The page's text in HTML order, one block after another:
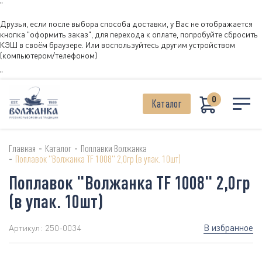
"
Друзья, если после выбора способа доставки, у Вас не отображается
кнопка "оформить заказ", для перехода к оплате, попробуйте сбросить
КЭШ в своём браузере. Или воспользуйтесь другим устройством
(компьютером/телефоном)
"
Каталог 0
Главная - Каталог - Поплавки Волжанка
- Поплавок "Волжанка TF 1008" 2,0гр (в упак. 10шт)
Поплавок "Волжанка TF 1008" 2,0гр
(в упак. 10шт)
Артикул: 250-0034 В избранное